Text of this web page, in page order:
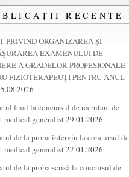
RECENTE
PRIVIND ORGANIZAREA ŞI
EXAMENULUI DE
A GRADELOR PROFESIONALE
FIZIOTERAPEUŢI PENTRU ANUL
final la concursul de recrutare de
medical generalist29.01.2026
de la proba interviu la concursul de
medical generalist27.01.2026
de la proba scrisă la concursul de